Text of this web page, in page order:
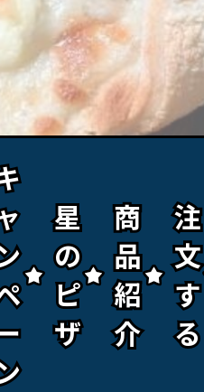
星
の
ピ
ザ
星
の
ピ
ザ
商
品
紹
介
商
品
紹
介
注
文
す
る
注
文
す
る